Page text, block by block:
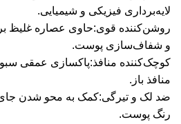
لایه‌برداری فیزیکی و شیمیایی.
روشن‌کننده قوی:حاوی عصاره غلیظ
و شفاف‌سازی پوست.
کوچک‌کننده منافذ:پاکسازی عمقی
منافذ باز.
ضد لک و تیرگی:کمک به محو شدن
رنگ پوست.